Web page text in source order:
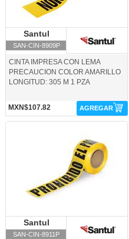
Santul
SAN-CIN-8909P
CINTA IMPRESA CON LEMA
PRECAUCION COLOR AMARILLO
LONGITUD: 305 M 1 PZA
MXN$107.82 AGREGAR
Santul
SAN-CIN-8911P